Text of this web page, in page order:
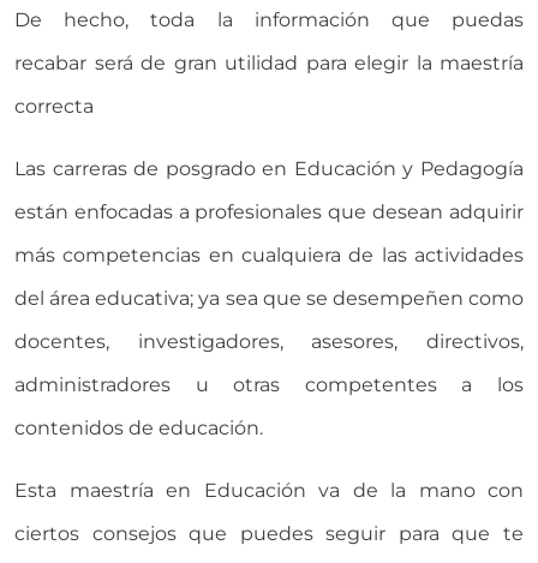
De hecho, toda la información que puedas
recabar será de gran utilidad para elegir la maestría
correcta
Las carreras de posgrado en Educación y Pedagogía
están enfocadas a profesionales que desean adquirir
más competencias en cualquiera de las actividades
del área educativa; ya sea que se desempeñen como
docentes, investigadores, asesores, directivos,
administradores u otras competentes a los
contenidos de educación.
Esta maestría en Educación va de la mano con
ciertos consejos que puedes seguir para que te